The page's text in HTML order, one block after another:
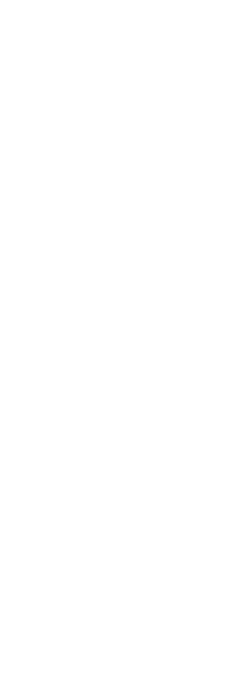
carreras contra el
(EN)
AL HUÉSPED:
más
los